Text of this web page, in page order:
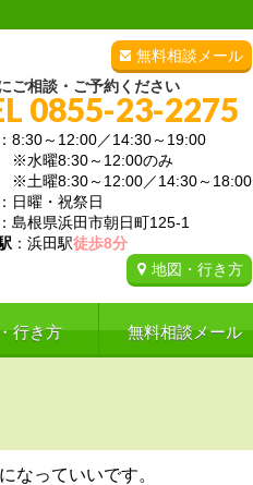
無料相談メール
ご相談・ご予約ください
0855-23-2275
8:30～12:00／14:30～19:00
8:30～12:00のみ
8:30～12:00／14:30～18:00
日曜・祝祭日
島根県浜田市朝日町125-1
：浜田駅徒歩8分
地図・行き方
行き方 無料相談メール
なっていいです。